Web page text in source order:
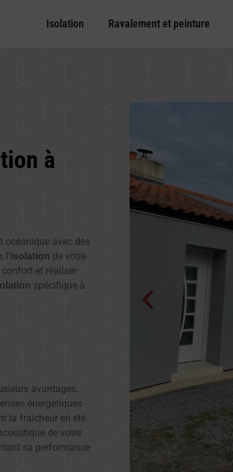
Isolation Ravalement et peinture
à
océanique avec des
l’isolation de votre
et réaliser
spécifique à
avantages.
énergétiques
la fraîcheur en été.
de votre
sa performance